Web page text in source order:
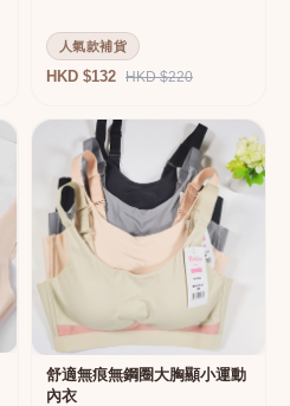
人氣款補貨
HKD $132 HKD $220
舒適無痕無鋼圈大胸顯小運動
內衣